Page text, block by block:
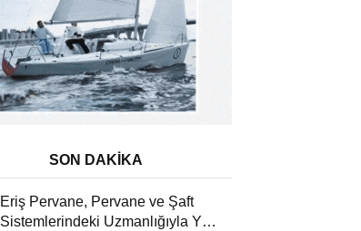
SON DAKİKA
Eriş Pervane, Pervane ve Şaft
Sistemlerindeki Uzmanlığıyla Yat